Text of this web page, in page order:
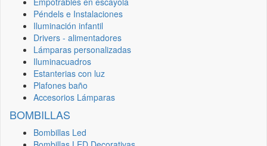
Péndels e Instalaciones
Iluminación infantil
Drivers - alimentadores
Lámparas personalizadas
Iluminacuadros
Estanterias con luz
Plafones baño
Accesorios Lámparas
BOMBILLAS
Bombillas Led